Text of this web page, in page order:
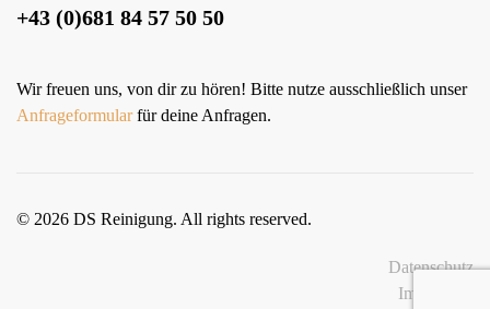
+43 (0)681 84 57 50 50
Wir freuen uns, von dir zu hören! Bitte nutze ausschließlich unser
Anfrageformularfür deine Anfragen.
© 2026 DS Reinigung. All rights reserved.
Datenschutz
Impressum